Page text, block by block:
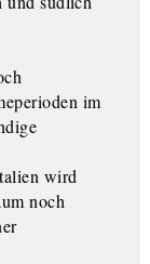
im
wird
noch